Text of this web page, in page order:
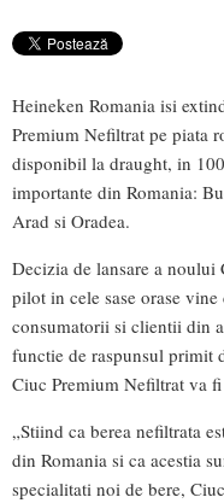
Heineken Romania isi
Premium Nefiltrat pe piata
disponibil la draught, in
importante din Romania:
Arad si Oradea.
Decizia de lansare a
pilot in cele sase orase
consumatorii si clientii din
functie de raspunsul primit
Ciuc Premium Nefiltrat va
„Stiind ca berea nefiltrata
din Romania si ca acestia
specialitati noi de bere,